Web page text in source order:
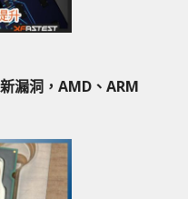
漏洞，AMD、ARM